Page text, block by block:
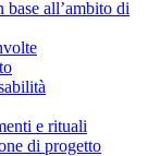
all’ambito di
e rituali
di progetto